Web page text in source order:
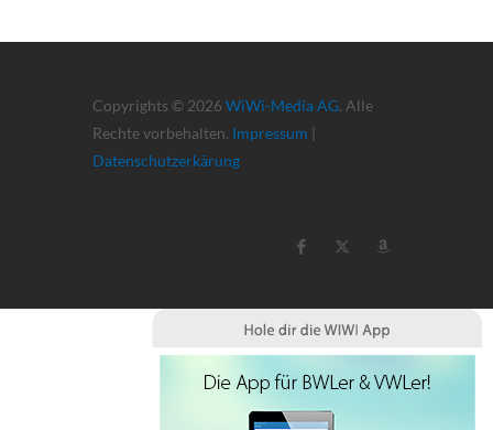
Copyrights © 2026 WiWi-Media AG. Alle
Rechte vorbehalten. Impressum |
Datenschutzerkärung